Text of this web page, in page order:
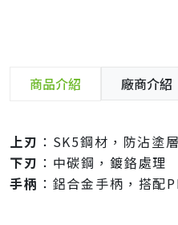
商品介紹 廠商介紹
上刃 ：SK5鋼材，防沾塗層
下刃 ：中碳鋼，鍍鉻處理
手柄 ：鋁合金手柄，搭配